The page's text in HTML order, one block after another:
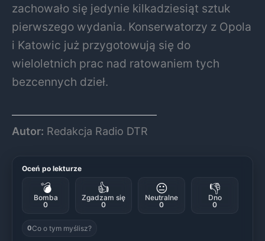
zachowało się jedynie kilkadziesiąt sztuk
pierwszego wydania. Konserwatorzy z Opola
i Katowic już przygotowują się do
wieloletnich prac nad ratowaniem tych
bezcennych dzieł.
Autor: Redakcja Radio DTR
Oceń po lekturze
💣
Bomba
0
👍
Zgadzam się
0
😐
Neutralne
0
👎
Dno
0
0Co o tym myślisz?